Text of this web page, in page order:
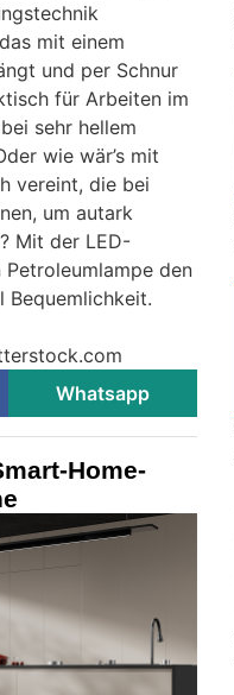
mit einem
und per Schnur
für Arbeiten im
sehr hellem
wie wär’s mit
vereint, die bei
um autark
Mit der LED-
den
Bequemlichkeit.
Whatsapp
Home-